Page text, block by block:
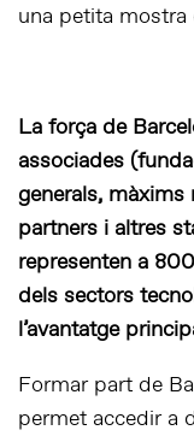
una petita mostra
La força de
associades
generals, màxims
partners i altres
representen a
dels sectors
l’avantatge
Formar part de
permet accedir a